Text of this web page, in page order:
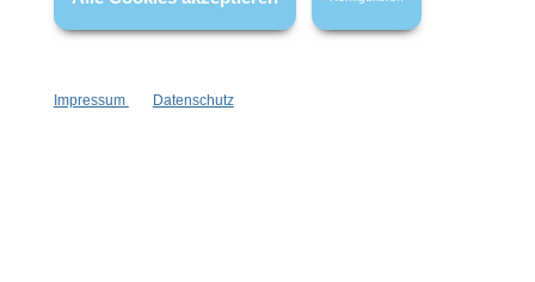
Impressum Datenschutz